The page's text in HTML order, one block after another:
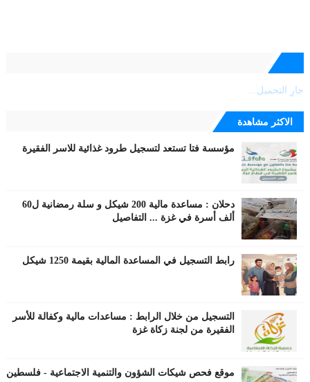
جارٍ التحميل...
الاكثر مشاهدة
مؤسسة فتا تستعد لتسجيل طرود غذائية للاسر الفقيرة
دحلان : مساعدة مالية 200 شيكل و سلة رمضانية ل60
ألف أسرة في غزة ... التفاصيل
رابط التسجيل في المساعدة المالية بقيمة 1250 شيكل
التسجيل من خلال الرابط : مساعدات مالية وكفالة للأسر
الفقيرة من لجنة زكاة غزة
موقع فحص شيكات الشؤون والتنمية الاجتماعية - فلسطين